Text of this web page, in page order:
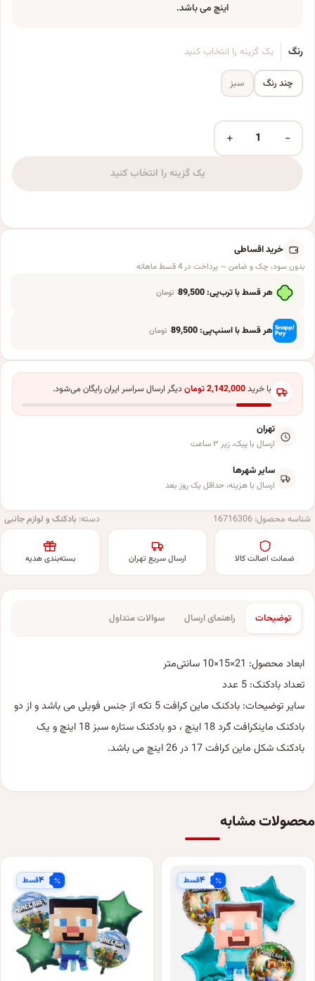
اینچ می باشد.
رنگ یک گزینه را انتخاب کنید
چند رنگ سبز
بادکنک فویلی مدل ماین کرافت کد Minecraft5pcB1 مجموعه 5 عددی عدد
−
+
یک گزینه را انتخاب کنید
خرید اقساطی
بدون سود، چک و ضامن — پرداخت در 4 قسط ماهانه
هر قسط با ترب‌پی:89,500 تومان
هر قسط با اسنپ‌پی:89,500 تومان
با خرید2,142,000توماندیگر ارسال سراسر ایران رایگان می‌شود.
تهران
ارسال با پیک، زیر ۳ ساعت
سایر شهرها
ارسال با هزینه، حداقل یک روز بعد
شناسه محصول: 16716306 دسته: بادکنک و لوازم جانبی
ضمانت اصالت کالا ارسال سریع تهران بسته‌بندی هدیه
توضیحات راهنمای ارسال سوالات متداول
ابعاد محصول: 21×15×10 سانتی‌متر
تعداد بادکنک: 5 عدد
سایر توضیحات: بادکنک ماین کرافت 5 تکه از جنس فویلی می باشد و از دو
بادکنک ماینکرافت گرد 18 اینچ ، دو بادکنک ستاره سبز 18 اینچ و یک
بادکنک شکل ماین کرافت 17 در 26 اینچ می باشد.
محصولات مشابه
۴قسط ۴قسط